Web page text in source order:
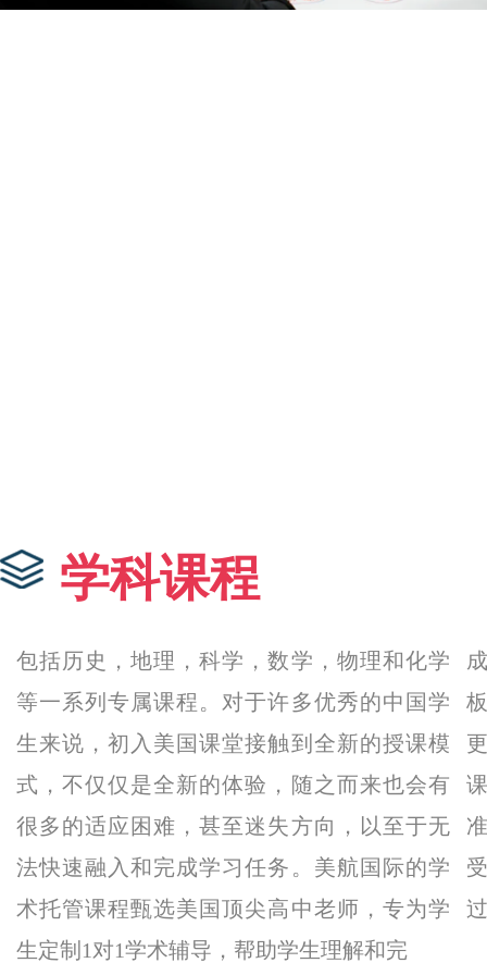
学科课程
包括历史，地理，科学，数学，物理和化学
等一系列专属课程。对于许多优秀的中国学
生来说，初入美国课堂接触到全新的授课模
式，不仅仅是全新的体验，随之而来也会有
很多的适应困难，甚至迷失方向，以至于无
法快速融入和完成学习任务。美航国际的学
术托管课程甄选美国顶尖高中老师，专为学
生定制1对1学术辅导，帮助学生理解和完